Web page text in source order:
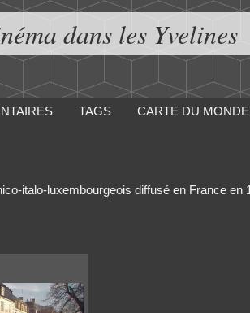
dans les Yvelines
TAGS CARTE DU MONDE
italo-luxembourgeois diffusé en France en